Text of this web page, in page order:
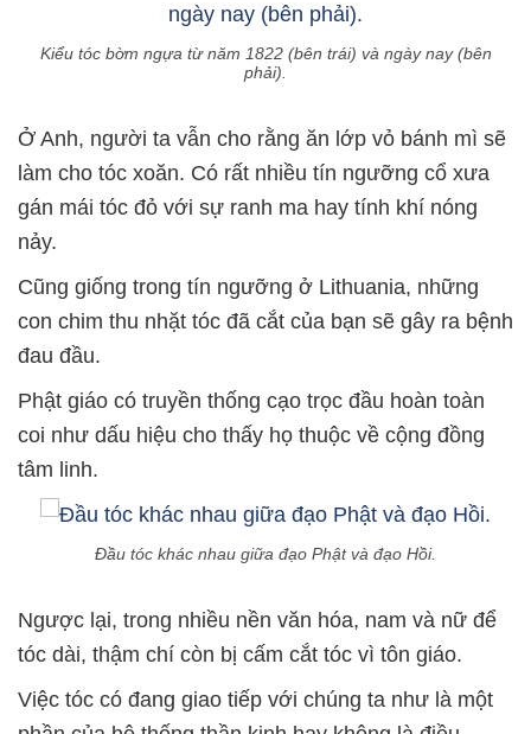
Kiểu tóc bờm ngựa từ năm 1822 (bên trái) và ngày nay (bên
phải).
Ở Anh, người ta vẫn cho rằng ăn lớp vỏ bánh mì sẽ
làm cho tóc xoăn. Có rất nhiều tín ngưỡng cổ xưa
gán mái tóc đỏ với sự ranh ma hay tính khí nóng
nảy.
Cũng giống trong tín ngưỡng ở Lithuania, những
con chim thu nhặt tóc đã cắt của bạn sẽ gây ra bệnh
đau đầu.
Phật giáo có truyền thống cạo trọc đầu hoàn toàn
coi như dấu hiệu cho thấy họ thuộc về cộng đồng
tâm linh.
Đầu tóc khác nhau giữa đạo Phật và đạo Hồi.
Ngược lại, trong nhiều nền văn hóa, nam và nữ để
tóc dài, thậm chí còn bị cấm cắt tóc vì tôn giáo.
Việc tóc có đang giao tiếp với chúng ta như là một